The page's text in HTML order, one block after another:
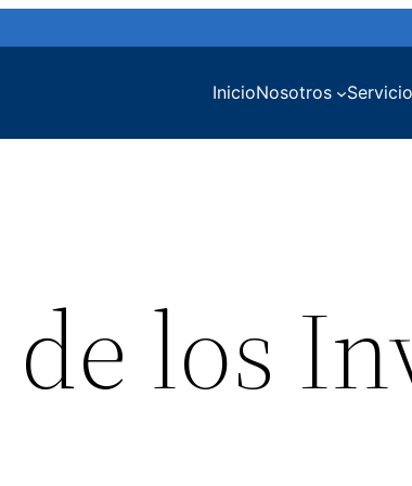
InicioNosotros
los